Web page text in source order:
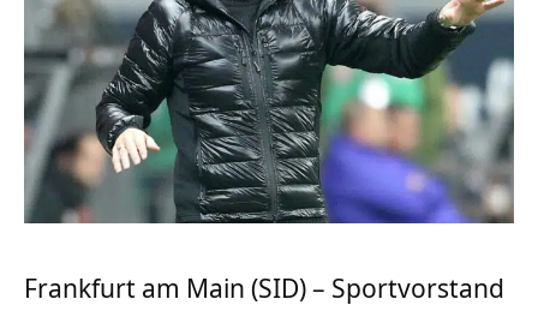
Frankfurt am Main (SID) – Sportvorstand